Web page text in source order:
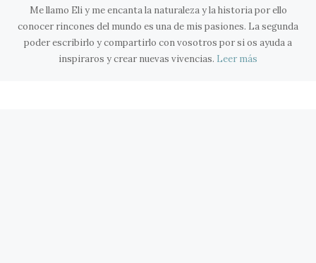
Me llamo Eli y me encanta la naturaleza y la historia por ello
conocer rincones del mundo es una de mis pasiones. La segunda
poder escribirlo y compartirlo con vosotros por si os ayuda a
inspiraros y crear nuevas vivencias. Leer más